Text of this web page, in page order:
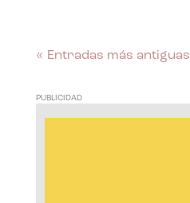
« Entradas más antiguas
PUBLICIDAD